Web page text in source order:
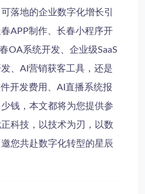
落地的企业数字化增长引
APP制作、长春小程序开
OA系统开发、企业级SaaS
、AI营销获客工具，还是
开发费用、AI直播系统报
钱，本文都将为您提供参
科技，以技术为刃，以数
您共赴数字化转型的星辰